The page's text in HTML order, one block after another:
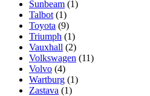
Sunbeam (1)
Talbot (1)
Toyota (9)
Triumph (1)
Vauxhall (2)
Volkswagen (11)
Volvo (4)
Wartburg (1)
Zastava (1)